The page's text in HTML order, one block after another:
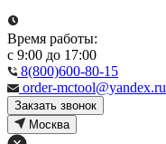
Время работы:
с 9:00 до 17:00
8(800)600-80-15
order-mctool@yandex.ru
Закзать звонок
Москва